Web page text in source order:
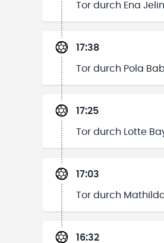
Tor durch Ena
17:38
Tor durch Pola
17:25
Tor durch Lotte
17:03
Tor durch Mathilda
16:32